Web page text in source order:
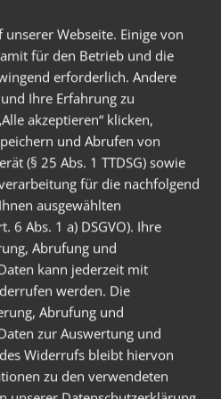
SKS Portfolio im aktuellen
Katalog.
ansehen
Webseite. Einige von
für den Betrieb und die
erforderlich. Andere
Ihre Erfahrung zu
akzeptieren“ klicken,
und Abrufen von
(§ 25 Abs. 1 TTDSG) sowie
für die nachfolgend
ausgewählten
6 Abs. 1 a) DSGVO). Ihre
Abrufung und
kann jederzeit mit
werden. Die
Abrufung und
zur Auswertung und
Widerrufs bleibt hiervon
zu den verwendeten